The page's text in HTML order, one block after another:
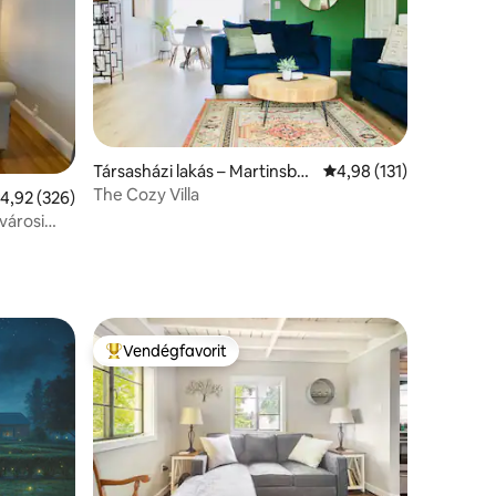
értékelés: 5/4,92, 326 vélemény
4,92 (326)
Társasházi lakás – Martinsbur
g
Átlagos értékelés: 5/
4,98 (131)
The Cozy Villa
Kiemelt vendégfavorit
Vendégfavorit